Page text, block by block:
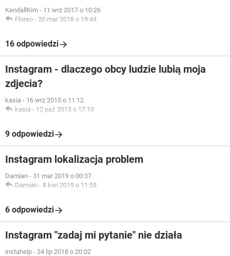
KendallKim - 11 wrz 2017 o 10:26
Floreo - 20 mar 2018 o 19:44
16 odpowiedzi
Instagram - dlaczego obcy ludzie lubią moja
zdjecia?
kasia - 16 wrz 2015 o 11:12
kasia - 12 paź 2015 o 17:10
9 odpowiedzi
Instagram lokalizacja problem
Damian - 31 mar 2019 o 00:37
Damian - 8 kwi 2019 o 11:58
6 odpowiedzi
Instagram "zadaj mi pytanie" nie działa
instahelp - 24 lip 2018 o 20:02